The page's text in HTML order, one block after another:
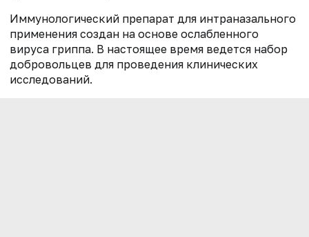
Иммунологический препарат для интраназального
применения создан на основе ослабленного
вируса гриппа. В настоящее время ведется набор
добровольцев для проведения клинических
исследований.